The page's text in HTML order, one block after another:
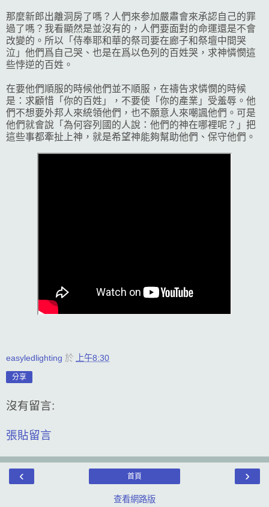
那麼新郎出離洞房了嗎？人們來参加嚴肅會來承認自己的罪
過了嗎？我看顯然是並沒有的，人們要面對的命運還是不會
改變的。所以「侍奉耶和華的祭司要在廊子和祭壇中間哭
泣」他們爲自己哭、也是在爲以色列的百姓哭，求神憐憫這
些悖逆的百姓。
在要他們順服的時候他們並不順服，在禱告求憐憫的時候
是：求顧惜「你的百姓」，不要使「你的產業」受羞辱。他
們不想要外邦人來統領他們，也不願意人來嘲諷他們。可是
他們就會說「為何容列國的人說：他們的神在哪裡呢？」把
這些事都牽扯上神，就是希望神能夠幫助他們、保守他們。
easyledlighting 於 上午8:30
分享
沒有留言:
張貼留言
‹ ›
首頁
查看網路版